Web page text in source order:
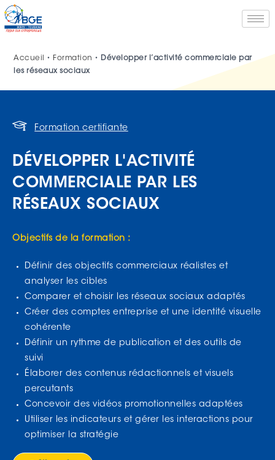
Accueil • Formation • Développer l’activité commerciale par
les réseaux sociaux
Formation certifiante
DÉVELOPPER L'ACTIVITÉ
COMMERCIALE PAR LES
RÉSEAUX SOCIAUX
Objectifs de la formation :
Définir des objectifs commerciaux réalistes et
analyser les cibles
Comparer et choisir les réseaux sociaux adaptés
Créer des comptes entreprise et une identité visuelle
cohérente
Définir un rythme de publication et des outils de
suivi
Élaborer des contenus rédactionnels et visuels
percutants
Concevoir des vidéos promotionnelles adaptées
Utiliser les indicateurs et gérer les interactions pour
optimiser la stratégie